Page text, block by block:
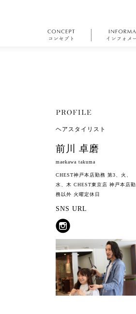
ヘアスタイリスト
前川 卓磨
maekawa takuma
CHEST神戸本店勤務 第3、火、
水、木 CHEST東京店 神戸本店勤
務以外 火曜定休日
SNS URL